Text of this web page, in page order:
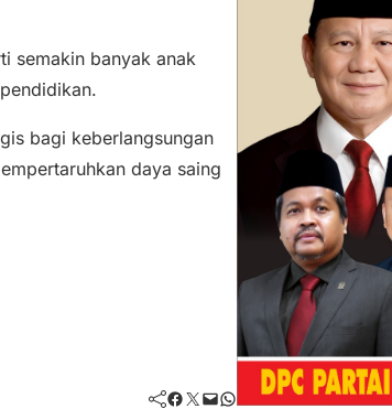
semakin banyak anak
bagi keberlangsungan
daya saing
Facebook Twitter Mail WhatsApp